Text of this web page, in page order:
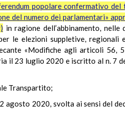
popolare confermativo
del numero dei parlamentari»
in ragione dell’abbinamento,
le elezioni suppletive, regionali
«Modifiche agli articoli 56,
il 23 luglio 2020 e iscritto al n.
Transpartito;
2020, svolta ai sensi del